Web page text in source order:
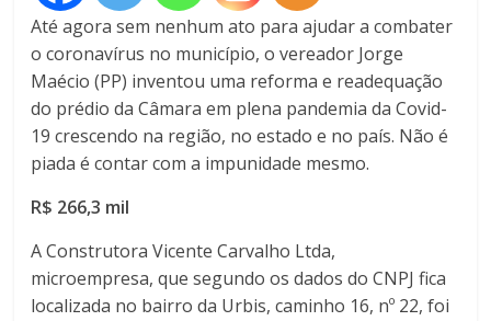
Até agora sem nenhum ato para ajudar a combater
o coronavírus no município, o vereador Jorge
Maécio (PP) inventou uma reforma e readequação
do prédio da Câmara em plena pandemia da Covid-
19 crescendo na região, no estado e no país. Não é
piada é contar com a impunidade mesmo.
R$ 266,3 mil
A Construtora Vicente Carvalho Ltda,
microempresa, que segundo os dados do CNPJ fica
localizada no bairro da Urbis, caminho 16, nº 22, foi